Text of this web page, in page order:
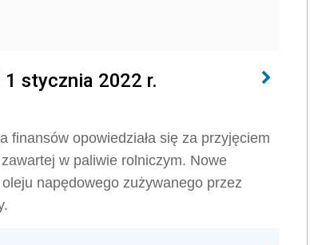
stycznia 2022 r.
opowiedziała się za przyjęciem
w paliwie rolniczym. Nowe
napędowego zużywanego przez